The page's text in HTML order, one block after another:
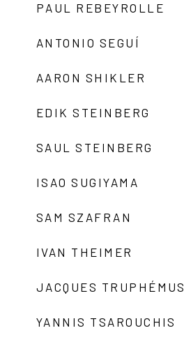
PAUL REBEYROLLE
ANTONIO SEGUÍ
AARON SHIKLER
EDIK STEINBERG
SAUL STEINBERG
ISAO SUGIYAMA
SAM SZAFRAN
IVAN THEIMER
JACQUES TRUPHÉMUS
YANNIS TSAROUCHIS